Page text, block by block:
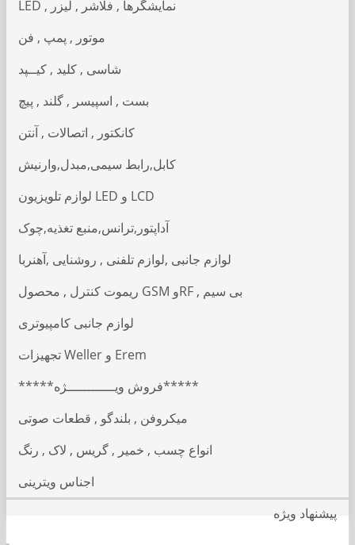
LED , نمایشگرها , فلاشر , لیزر
موتور , پمپ , فن
شاسی , کلید , کیــپد
بست , اسپیسر , گلند , پیچ
کانکتور , اتصالات , آنتن
کابل,رابط سیمی,مبدل,وارنیش
لوازم تلویزیون LED و LCD
آداپتور,ترانس,منبع تغذیه,چوک
لوازم جانبی ,لوازم تلفنی , روشنایی ,آهنربا
ریموت کنترل , محصول GSM وRF , بی سیم
لوازم جانبی کامپیوتری
تجهیزات Weller و Erem
*****فروش ویــــــــــــژه*****
میکروفن , بلندگو , قطعات صوتی
انواع چسب , خمیر , گریس , لاک , رنگ
اجناس ویترینی
پیشنهاد ویژه